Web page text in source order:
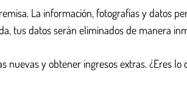
La información, fotografías y datos
tus datos serán eliminados de manera
y obtener ingresos extras. ¿Eres